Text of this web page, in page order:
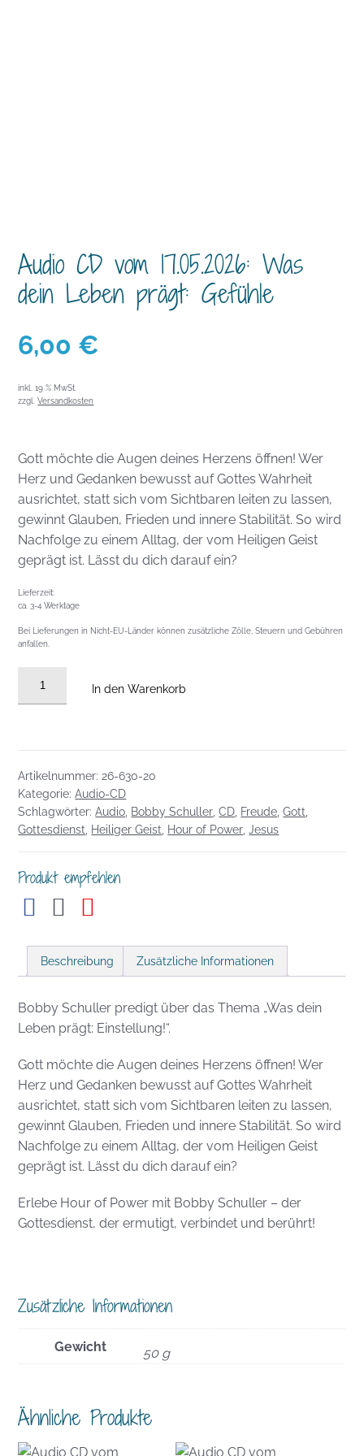
Audio CD vom 17.05.2026: Was
dein Leben prägt: Gefühle
6,00 €
inkl. 19 % MwSt.
zzgl.Versandkosten
Gott möchte die Augen deines Herzens öffnen! Wer
Herz und Gedanken bewusst auf Gottes Wahrheit
ausrichtet, statt sich vom Sichtbaren leiten zu lassen,
gewinnt Glauben, Frieden und innere Stabilität. So wird
Nachfolge zu einem Alltag, der vom Heiligen Geist
geprägt ist. Lässt du dich darauf ein?
Lieferzeit:
ca. 3-4 Werktage
Bei Lieferungen in Nicht-EU-Länder können zusätzliche Zölle, Steuern und Gebühren
anfallen.
dein
Leben
prägt:
Gefühle
In den Warenkorb
Artikelnummer: 26-630-20
Kategorie:Audio-CD
Schlagwörter:Audio Bobby Schuller ,CD Freude ,Gott
Gottesdienst
Heiliger Geist Hour of Power ,Jesus
Produkt empfehlen
Beschreibung Zusätzliche Informationen
Bobby Schuller predigt über das Thema „Was dein
Leben prägt: Einstellung!“.
Gott möchte die Augen deines Herzens öffnen! Wer
Herz und Gedanken bewusst auf Gottes Wahrheit
ausrichtet, statt sich vom Sichtbaren leiten zu lassen,
gewinnt Glauben, Frieden und innere Stabilität. So wird
Nachfolge zu einem Alltag, der vom Heiligen Geist
geprägt ist. Lässt du dich darauf ein?
Erlebe Hour of Power mit Bobby Schuller – der
Gottesdienst, der ermutigt, verbindet und berührt!
Zusätzliche Informationen
Gewicht 50 g
Ähnliche Produkte